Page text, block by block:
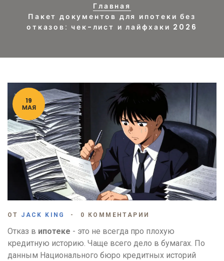
Главная
Пакет документов для ипотеки без
отказов: чек-лист и лайфхаки 2026
19
МАЯ
ОТ JACK KING 0 КОММЕНТАРИИ
Отказ в ипотеке - это не всегда про плохую
кредитную историю. Чаще всего дело в бумагах. По
данным Национального бюро кредитных историй